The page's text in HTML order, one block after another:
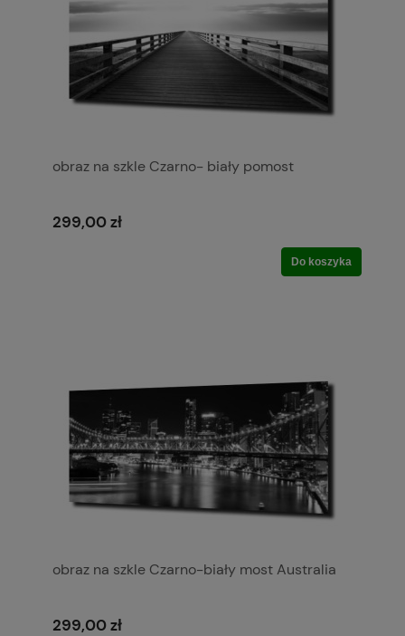
obraz na szkle Czarno- biały pomost
299,00 zł
Do koszyka
obraz na szkle Czarno-biały most Australia
299,00 zł